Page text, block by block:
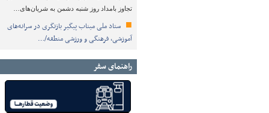
تجاوز بامداد روز شنبه دشمن به شریان‌های…
ستاد ملی میناب پیگیر بازنگری در سرانه‌های
آموزشی، فرهنگی و ورزشی منطقه/…
راهنمای سفر